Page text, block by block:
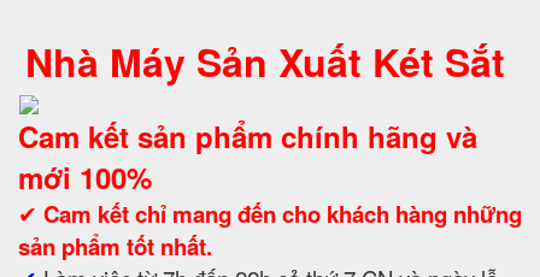
Nhà Máy Sản Xuất Két Sắt
Cam kết sản phẩm chính hãng và
mới 100%
✔ Cam kếtchỉ mang đến cho khách hàng những
sản phẩm tốt nhất.